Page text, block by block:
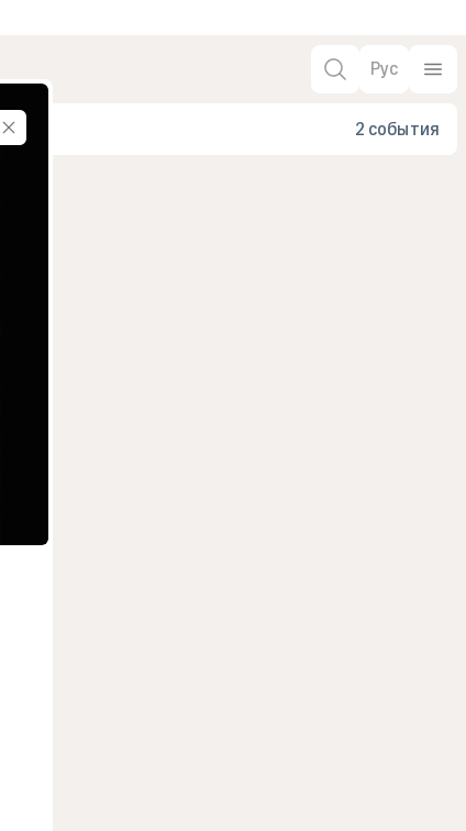
Рус
2 события